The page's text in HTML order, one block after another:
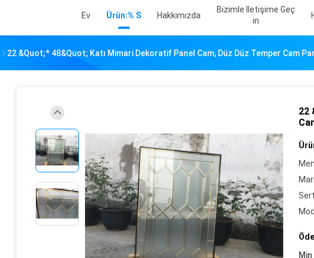
Ev Ürün:% S Hakkımızda
Bizimle Iletişime Geç
In
22 &quot;* 48&quot; Katı Mimari Dekoratif Panel Cam, Düz Düz Temper Cam
22